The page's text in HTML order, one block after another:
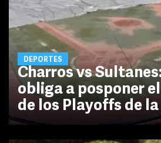
DEPORTES
Charros vs
obliga a posponer
de los Playoffs de